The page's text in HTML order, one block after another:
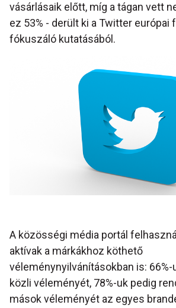
vásárlásaik előtt, míg a tágan vett
ez 53% - derült ki a Twitter európai
fókuszáló kutatásából.
A közösségi média portál
aktívak a márkákhoz köthető
véleménynyilvánításokban is:
közli véleményét, 78%-uk pedig
mások véleményét az egyes